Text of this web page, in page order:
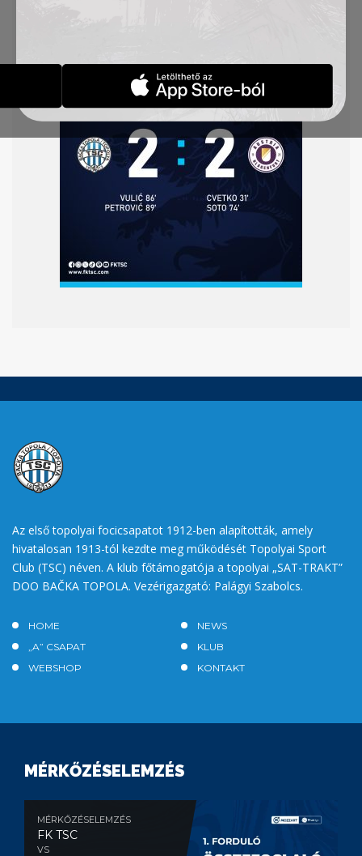
Az első topolyai focicsapatot 1912-ben alapították, amely
hivatalosan 1913-tól kezdte meg működését Topolyai Sport
Club (TSC) néven. A klub főtámogatója a topolyai „SAT-TRAKT”
DOO BAČKA TOPOLA. Vezérigazgató: Palágyi Szabolcs.
HOME
NEWS
„A” CSAPAT
KLUB
WEBSHOP
KONTAKT
MÉRKŐZÉSELEMZÉS
MÉRKŐZÉSELEMZÉS
FK TSC
VS